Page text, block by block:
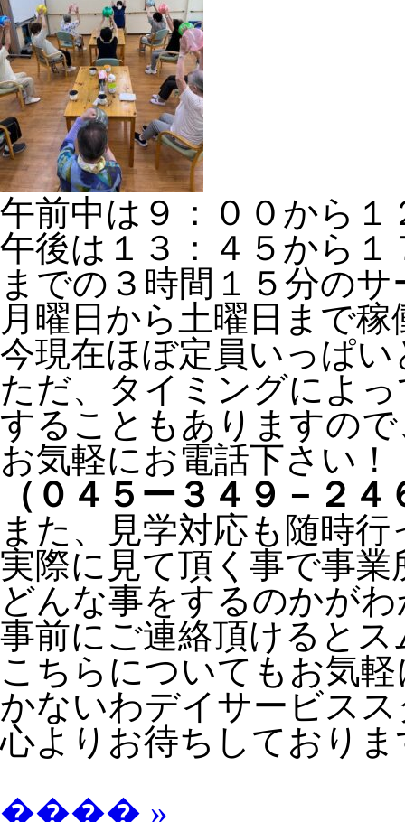
午前中は９：００から１
午後は１３：４５から１
までの３時間１５分の
月曜日から土曜日まで
今現在ほぼ定員いっぱ
ただ、タイミングによ
することもありますの
お気軽にお電話下さい！
（０４５ー３４９－２
また、見学対応も随時
実際に見て頂く事で事業
どんな事をするのかが
事前にご連絡頂けると
こちらについてもお気
かないわデイサービス
心よりお待ちしておりま
���� »